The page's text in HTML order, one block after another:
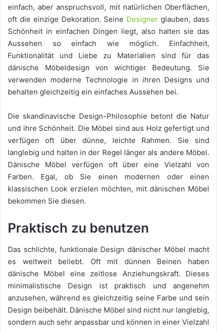
einfach, aber anspruchsvoll, mit natürlichen Oberflächen,
oft die einzige Dekoration. Seine Designer glauben, dass
Schönheit in einfachen Dingen liegt, also halten sie das
Aussehen so einfach wie möglich. Einfachheit,
Funktionalität und Liebe zu Materialien sind für das
dänische Möbeldesign von wichtiger Bedeutung. Sie
verwenden moderne Technologie in ihren Designs und
behalten gleichzeitig ein einfaches Aussehen bei.
Die skandinavische Design-Philosophie betont die Natur
und ihre Schönheit. Die Möbel sind aus Holz gefertigt und
verfügen oft über dünne, leichte Rahmen. Sie sind
langlebig und halten in der Regel länger als andere Möbel.
Dänische Möbel verfügen oft über eine Vielzahl von
Farben. Egal, ob Sie einen modernen oder einen
klassischen Look erzielen möchten, mit dänischen Möbel
bekommen Sie diesen.
Praktisch zu benutzen
Das schlichte, funktionale Design dänischer Möbel macht
es weltweit beliebt. Oft mit dünnen Beinen haben
dänische Möbel eine zeitlose Anziehungskraft. Dieses
minimalistische Design ist praktisch und angenehm
anzusehen, während es gleichzeitig seine Farbe und sein
Design beibehält. Dänische Möbel sind nicht nur langlebig,
sondern auch sehr anpassbar und können in einer Vielzahl